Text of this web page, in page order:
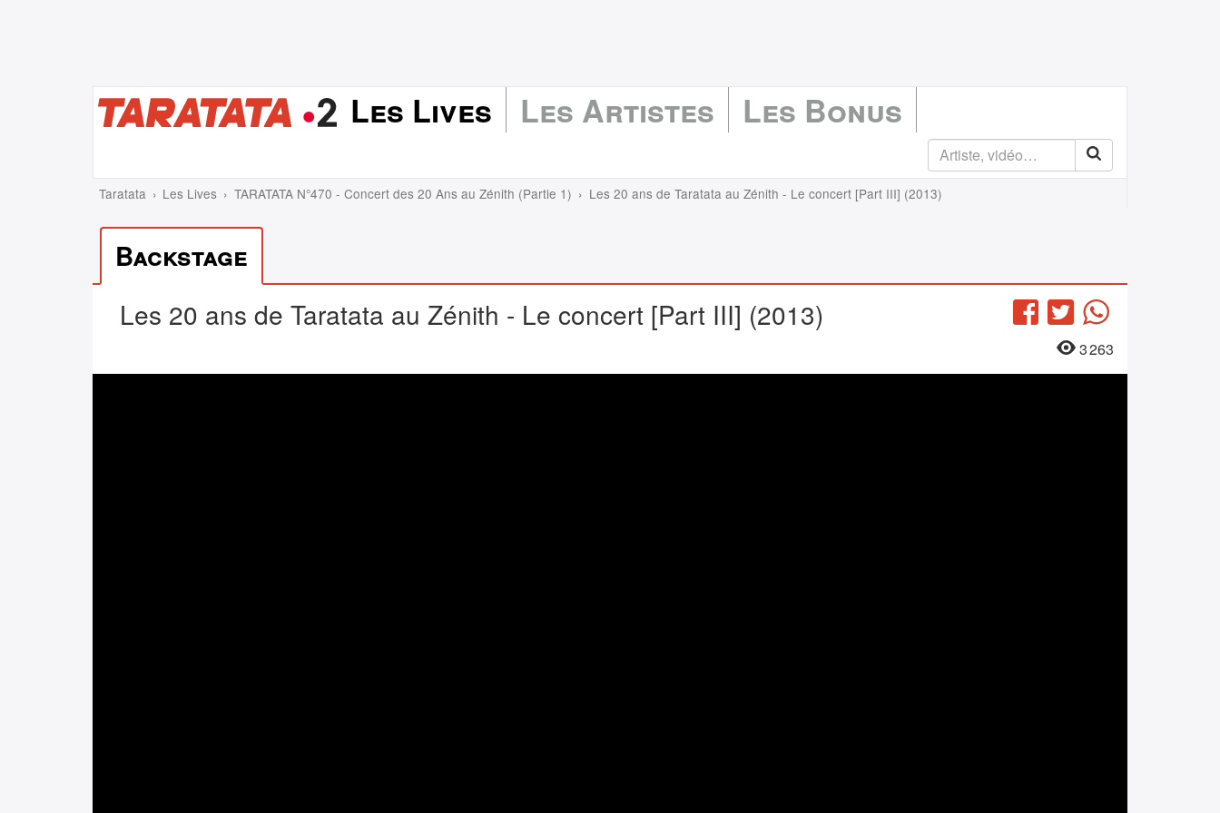
Les Lives Les Artistes Les Bonus
Taratata Les Lives TARATATA N°470 - Concert des 20 Ans au Zénith (Partie 1) Les 20 ans de Taratata au Zénith - Le concert [Part III] (2013)
Backstage
Les 20 ans de Taratata au Zénith - Le concert [Part III] (2013) Facebook
TwitterWhatsApp
3 263